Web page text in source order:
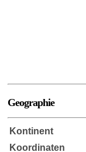
Geographie
Kontinent
Koordinaten